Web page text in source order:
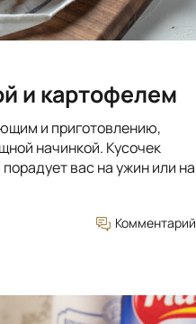
и картофелем
и приготовлению,
начинкой. Кусочек
вас на ужин или на
Комментарий